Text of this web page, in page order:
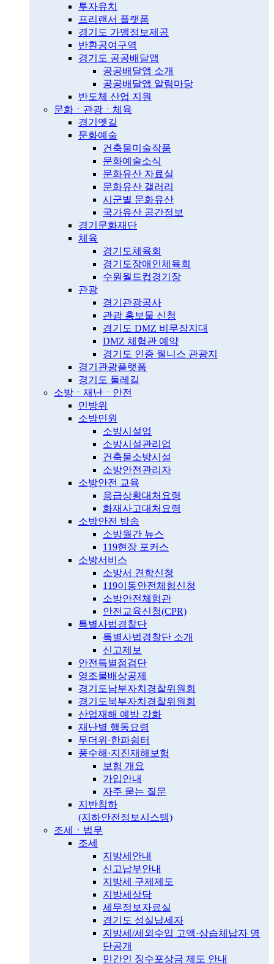
투자유치
프리랜서 플랫폼
경기도 가맹정보제공
반환공여구역
경기도 공공배달앱
공공배달앱 소개
공공배달앱 알림마당
반도체 산업 지원
문화ㆍ관광ㆍ체육
경기옛길
문화예술
건축물미술작품
문화예술소식
문화유산 자료실
문화유산 갤러리
시군별 문화유산
국가유산 공간정보
경기문화재단
체육
경기도체육회
경기도장애인체육회
수원월드컵경기장
관광
경기관광공사
관광 홍보물 신청
경기도 DMZ 비무장지대
DMZ 체험관 예약
경기도 인증 웰니스 관광지
경기관광플랫폼
경기도 둘레길
소방ㆍ재난ㆍ안전
민방위
소방민원
소방시설업
소방시설관리업
건축물소방시설
소방안전관리자
소방안전 교육
응급상황대처요령
화재사고대처요령
소방안전 방송
소방월간 뉴스
119현장 포커스
소방서비스
소방서 견학신청
119이동안전체험신청
소방안전체험관
안전교육신청(CPR)
특별사법경찰단
특별사법경찰단 소개
신고제보
안전특별점검단
영조물배상공제
경기도남부자치경찰위원회
경기도북부자치경찰위원회
산업재해 예방 강화
재난별 행동요령
무더위·한파쉼터
풍수해·지진재해보험
보험 개요
가입안내
자주 묻는 질문
지반침하
(지하안전정보시스템)
조세ㆍ법무
조세
지방세안내
신고납부안내
지방세 구제제도
지방세상담
세무정보자료실
경기도 성실납세자
지방세/세외수입 고액·상습체납자 명
단공개
민간인 징수포상금 제도 안내